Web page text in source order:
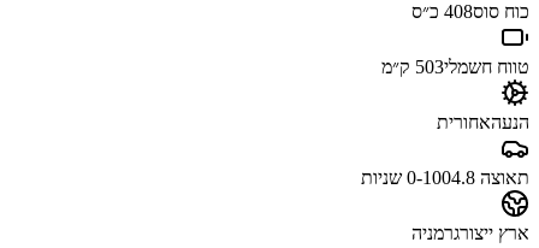
כוח סוס408 כ״ס
טווח חשמלי503 ק״מ
הנעהאחורית
תאוצה 0-100 4.8 שניות
ארץ ייצורגרמניה